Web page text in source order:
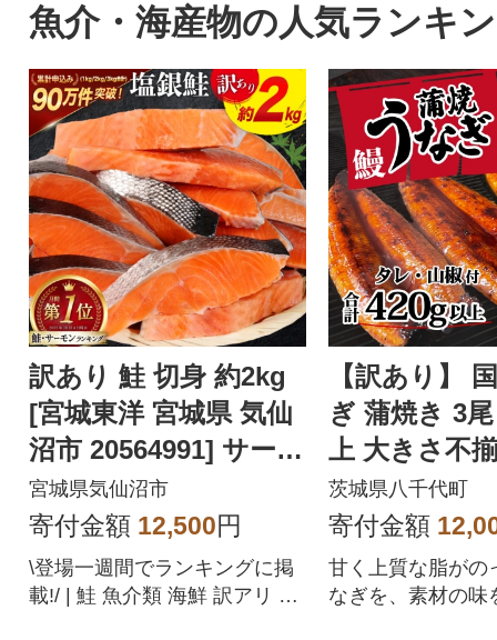
魚介・海産物の人気ランキ
訳あり 鮭 切身 約2kg
[宮城東洋 宮城県 気仙
沼市 20564991] サーモ
ン
宮城県気仙沼市
寄付金額 12,500円
\登場一週間でランキングに掲
載!/ | 鮭 魚介類 海鮮 訳アリ 規
【訳あり】
ぎ 蒲焼き 3
上 大きさ不
レ・山椒付き
茨城県八千代町
寄付金額
甘く上質な脂がの
なぎを、素材の味